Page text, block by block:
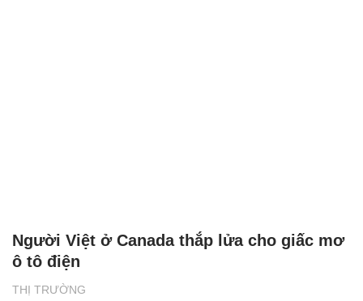
THỊ TRƯỜNG
Người Việt ở Canada thắp lửa cho giấc mơ
ô tô điện